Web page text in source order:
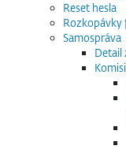
Reset hesla
Rozkopávky
Samospráva
Detail